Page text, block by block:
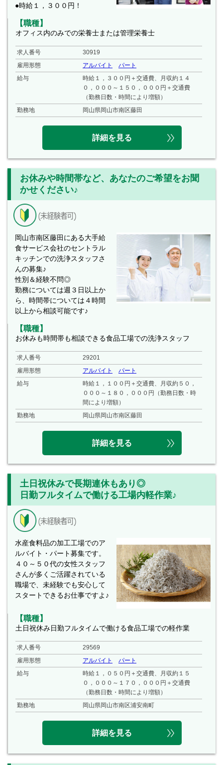
●時給１，３００円！
【職種】
オフィス内のみでの栄養士または管理栄養士
求人番号
30919
雇用形態
アルバイト
パート
給与
時給１，３００円＋交通費、月収約１４
０，０００～１５０，０００円＋交通費
（勤務日数・時間により増額）
勤務地
岡山県岡山市南区藤田
詳細を見る
お休みや時間帯など、あなたのご希望をお聞
かせください♪
岡山市南区藤田にある大手給
食サービス会社のセントラル
キッチンでの洗浄スタッフさ
んの募集♪
性別＆経験不問◎
勤務については週３日以上か
ら、時間帯については４時間
以上から相談可能です♪
【職種】
お休みも時間帯も相談できる食品工場での洗浄スタッフ
求人番号
29201
雇用形態
アルバイト
パート
給与
時給１，１００円＋交通費、月収約５０，
０００～１８０，０００円（勤務日数・時
間により増額）
勤務地
岡山県岡山市南区藤田
詳細を見る
土日祝休みで長期連休もあり◎
日勤フルタイムで働ける工場内軽作業♪
水産食料品の加工工場でのア
ルバイト・パート募集です。
４０～５０代の女性スタッフ
さんが多くご活躍されている
職場で、未経験でも安心して
スタートできるお仕事ですよ♪
【職種】
土日祝休み日勤フルタイムで働ける食品工場での軽作業
求人番号
29569
雇用形態
アルバイト
パート
給与
時給１，０５０円＋交通費、月収約１５
０，０００～１７０，０００円＋交通費
（勤務日数・時間により増額）
勤務地
岡山県岡山市南区浦安南町
詳細を見る